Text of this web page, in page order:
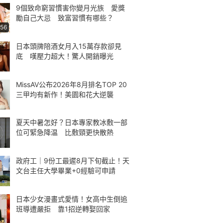
9個致命窮習慣害你變月光族 愛獎
勵自己大忌 致富習慣有哪些？
日本頭牌陪酒女月入15萬存款卻見
底 嘆壓力超大！驚人開銷曝光
MissAV公布2026年8月排名TOP 20
三甲均有新作！美園和花大逆襲
夏天中暑怎好？日本專家教冰敷一部
位可緊急降温 比敷頸更快散熱
政府工｜9份工最遲8月下旬截止！天
文台主任大學畢業+0經驗可申請
日本少女漫畫式愛情！女高中生倒追
班導遭嚴拒 靠1招逆轉娶回家